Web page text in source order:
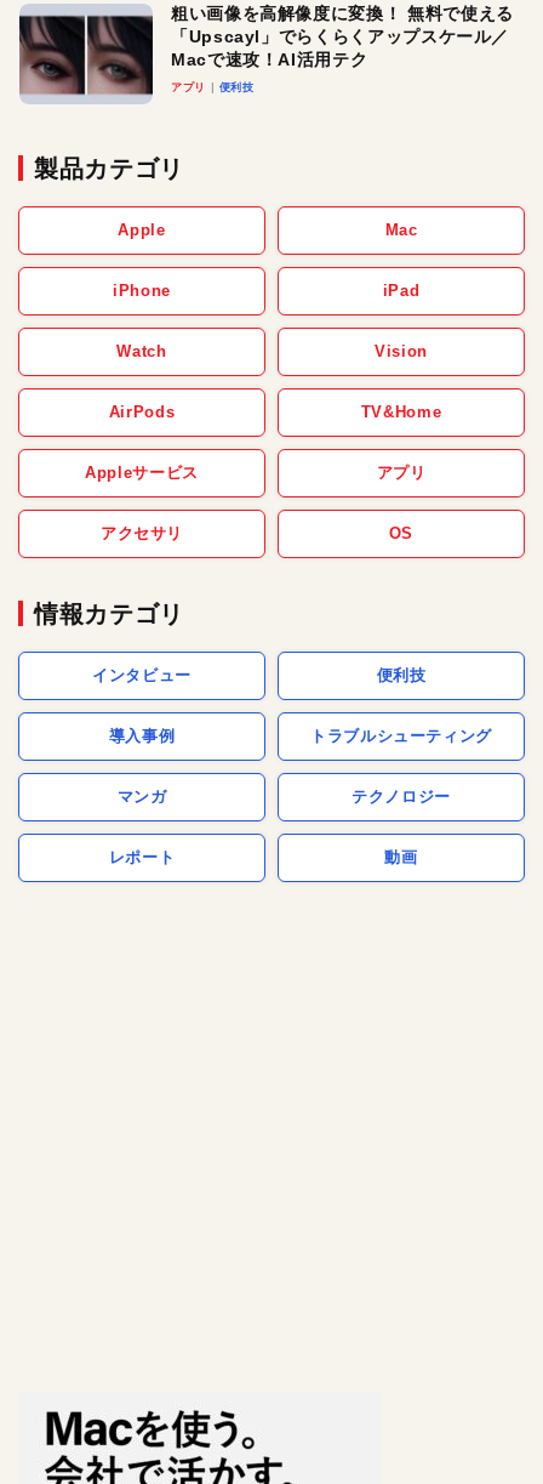
粗い画像を高解像度に変換！ 無料で使える
「Upscayl」でらくらくアップスケール／
Macで速攻！AI活用テク
アプリ 便利技
製品カテゴリ
Apple Mac
iPhone iPad
Watch Vision
AirPods TV&Home
Appleサービス アプリ
アクセサリ OS
情報カテゴリ
インタビュー 便利技
導入事例 トラブルシューティング
マンガ テクノロジー
レポート 動画